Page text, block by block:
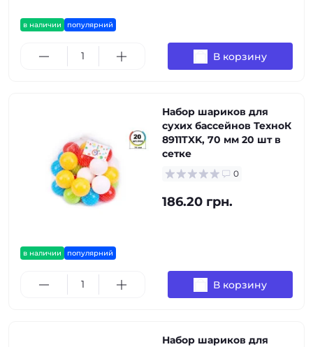
в наличии популярний
В корзину
в наличии популярний
Набор шариков для
сухих бассейнов ТехноК
8911TXK, 70 мм 20 шт в
сетке
0
186.20 грн.
В корзину
Набор шариков для